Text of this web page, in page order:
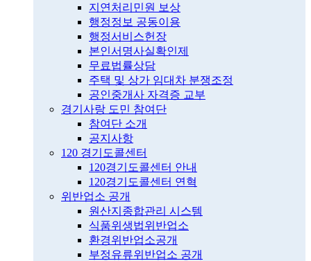
지연처리민원 보상
행정정보 공동이용
행정서비스헌장
본인서명사실확인제
무료법률상담
주택 및 상가 임대차 분쟁조정
공인중개사 자격증 교부
경기사랑 도민 참여단
참여단 소개
공지사항
120 경기도콜센터
120경기도콜센터 안내
120경기도콜센터 연혁
위반업소 공개
원산지종합관리 시스템
식품위생법위반업소
환경위반업소공개
부정유류위반업소 공개